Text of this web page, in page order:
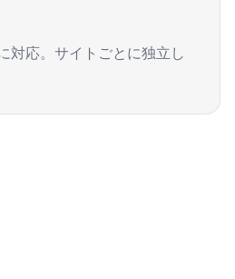
対応。サイトごとに独立し